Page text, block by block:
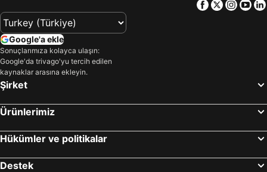
Alaminos, Larnaka Otel
Girne, Girne Otel
Lefkoşa, Lefkoşa Otel
Protaras, Gazimağusa Otel
Larnaka, Larnaka Otel
Facebook
Twitter
Google'a ekle
Sonuçlarımıza kolayca ulaşın:
Google'da trivago'yu tercih edilen
kaynaklar arasına ekleyin.
Şirket
Ürünlerimiz
Hükümler ve politikalar
Destek